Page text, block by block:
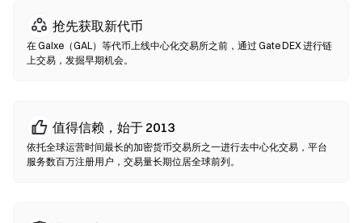
去中心化交易所（DEX）
无需中间方的点对点交易。DEX 通过智能合约在链上执行兑换，无
Chain、Polygon 等 EVM 兼容链上。
抢先获取新代币
在 Galxe（GAL）等代币上线中心化交易所之前，通过 Gate DEX 进行链
上交易，发掘早期机会。
值得信赖，始于 2013
依托全球运营时间最长的加密货币交易所之一进行去中心化交易，平台
服务数百万注册用户，交易量长期位居全球前列。